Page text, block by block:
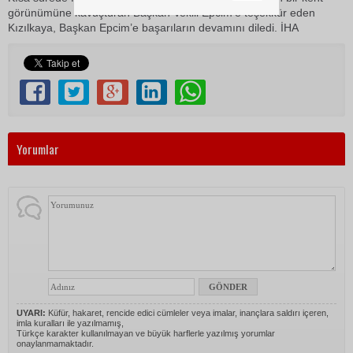
görünümüne kavuşturan Başkan Vekili Epcim’e teşekkür eden
Kızılkaya, Başkan Epcim’e başarıların devamını diledi. İHA
Yorumlar
UYARI: Küfür, hakaret, rencide edici cümleler veya imalar, inançlara saldırı içeren,
imla kuralları ile yazılmamış,
Türkçe karakter kullanılmayan ve büyük harflerle yazılmış yorumlar
onaylanmamaktadır.